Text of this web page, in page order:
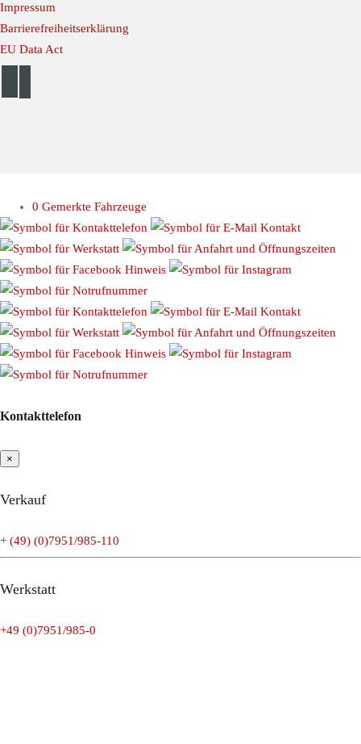
Impressum
Barrierefreiheitserklärung
EU Data Act
0 Gemerkte Fahrzeuge
Kontakttelefon
×
Verkauf
+ (49) (0)7951/985-110
Werkstatt
+49 (0)7951/985-0